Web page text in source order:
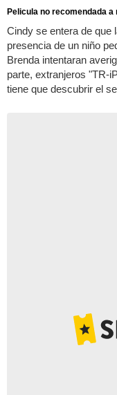
Pelicula no recomendada a
Cindy se entera de que
presencia de un niño
Brenda intentaran
parte, extranjeros "TR-
tiene que descubrir el